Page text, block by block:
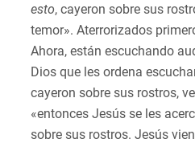
esto, cayeron sobre sus
temor». Aterrorizados
Ahora, están escuchando
Dios que les ordena
cayeron sobre sus rostros,
«entonces Jesús se les
sobre sus rostros. Jesús